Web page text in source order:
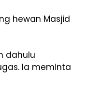
hewan Masjid
dahulu
Ia meminta